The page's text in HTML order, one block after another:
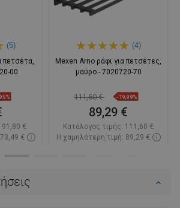
(5)
πετσέτα,
00
91,80 €
€
(4)
Mexen Arno ράφι για πετσέτες,
μαύρο - 7020720-70
111,60 € -19,99%
89,29 €
Κατάλογος τιμής: 111,60 €
Η χαμηλότερη τιμή: 89,29 €